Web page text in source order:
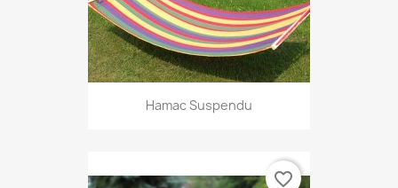
Hamac Suspendu
favorite_border